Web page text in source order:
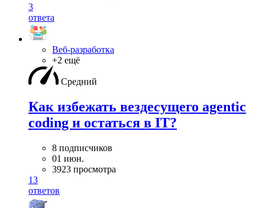
3
ответа
Веб-разработка
+2 ещё
Средний
Как избежать вездесущего agentic
coding и остаться в IT?
8 подписчиков
01 июн.
3923 просмотра
13
ответов